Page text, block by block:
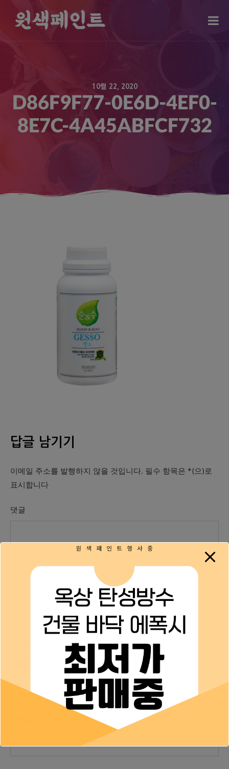
10월 22, 2020
D86F9F77-0E6D-4EF0-
8E7C-4A45ABFCF732
답글 남기기
이메일 주소를 발행하지 않을 것입니다. 필수 항목은 *(으)로
표시합니다
댓글